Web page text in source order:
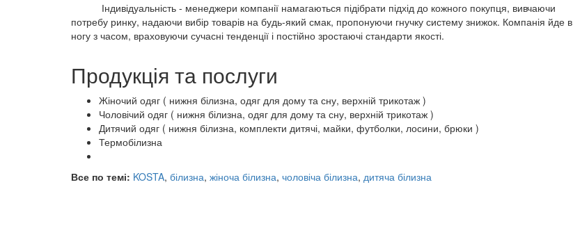
Індивідуальність - менеджери компанії намагаються підібрати підхід до кожного покупця, вивчаючи
потребу ринку, надаючи вибір товарів на будь-який смак, пропонуючи гнучку систему знижок. Компанія йде в
ногу з часом, враховуючи сучасні тенденції і постійно зростаючі стандарти якості.
Продукція та послуги
Жіночий одяг ( нижня білизна, одяг для дому та сну, верхній трикотаж )
Чоловічий одяг ( нижня білизна, одяг для дому та сну, верхній трикотаж )
Дитячий одяг ( нижня білизна, комплекти дитячі, майки, футболки, лосини, брюки )
Термобілизна
Все по темі: KOSTA, білизна, жіноча білизна, чоловіча білизна, дитяча білизна